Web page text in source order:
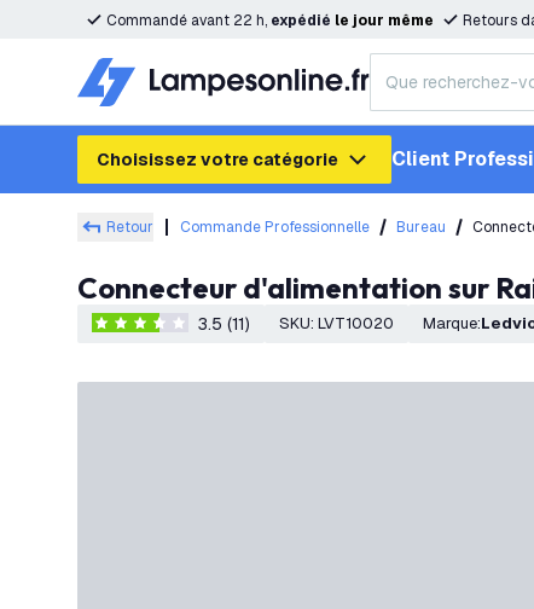
Commandé avant 22 h, expédié le jour même Retours
Choisissez votre catégorie Client
Retour Commande Professionnelle Bureau
Connecteur d'alimentation sur
3.5 étoiles de notation
3.5 (11) SKU: LVT10020 Marque: